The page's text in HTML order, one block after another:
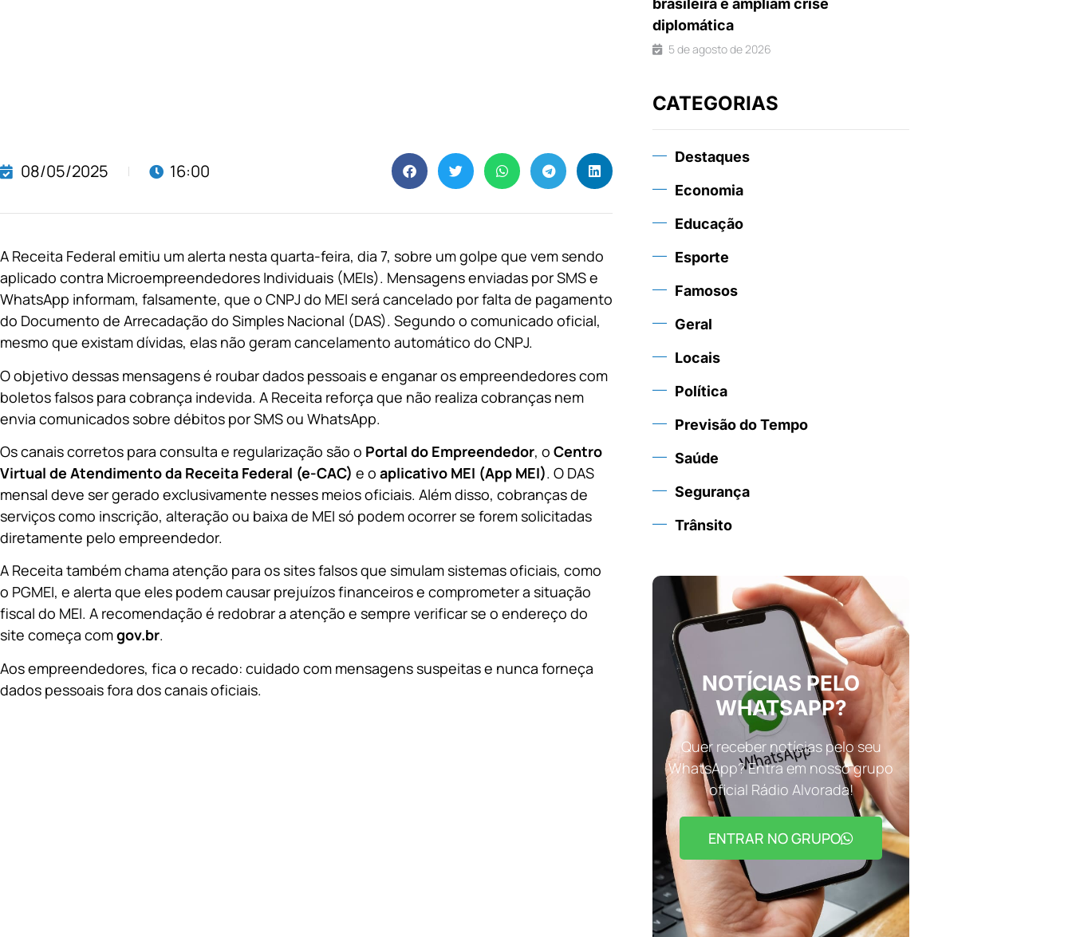
08/05/2025 16:00
A Receita Federal emitiu um alerta nesta quarta-feira, dia 7, sobre um golpe que vem sendo
aplicado contra Microempreendedores Individuais (MEIs). Mensagens enviadas por SMS e
WhatsApp informam, falsamente, que o CNPJ do MEI será cancelado por falta de pagamento
do Documento de Arrecadação do Simples Nacional (DAS). Segundo o comunicado oficial,
mesmo que existam dívidas, elas não geram cancelamento automático do CNPJ.
O objetivo dessas mensagens é roubar dados pessoais e enganar os empreendedores com
boletos falsos para cobrança indevida. A Receita reforça que não realiza cobranças nem
envia comunicados sobre débitos por SMS ou WhatsApp.
Os canais corretos para consulta e regularização são o Portal do Empreendedor, o Centro
Virtual de Atendimento da Receita Federal (e-CAC) e o aplicativo MEI (App MEI). O DAS
mensal deve ser gerado exclusivamente nesses meios oficiais. Além disso, cobranças de
serviços como inscrição, alteração ou baixa de MEI só podem ocorrer se forem solicitadas
diretamente pelo empreendedor.
A Receita também chama atenção para os sites falsos que simulam sistemas oficiais, como
o PGMEI, e alerta que eles podem causar prejuízos financeiros e comprometer a situação
fiscal do MEI. A recomendação é redobrar a atenção e sempre verificar se o endereço do
site começa comgov.br.
Aos empreendedores, fica o recado: cuidado com mensagens suspeitas e nunca forneça
dados pessoais fora dos canais oficiais.
brasileira e ampliam crise
diplomática
5 de agosto de 2026
CATEGORIAS
Destaques
Economia
Educação
Esporte
Famosos
Geral
Locais
Política
Previsão do Tempo
Saúde
Segurança
Trânsito
NOTÍCIAS PELO
WHATSAPP?
Quer receber notícias pelo seu
WhatsApp? Entra em nosso grupo
oficial Rádio Alvorada!
ENTRAR NO GRUPO